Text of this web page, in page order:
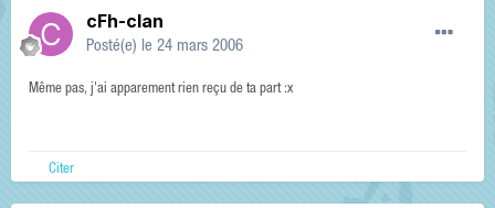
cFh-clan
Posté(e) le 24 mars 2006
Même pas, j'ai apparement rien reçu de ta part :x
Citer